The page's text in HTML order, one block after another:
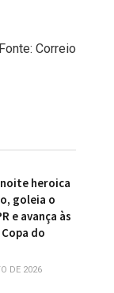
Correio
heroica
goleia o
e avança às
do
DE 2026